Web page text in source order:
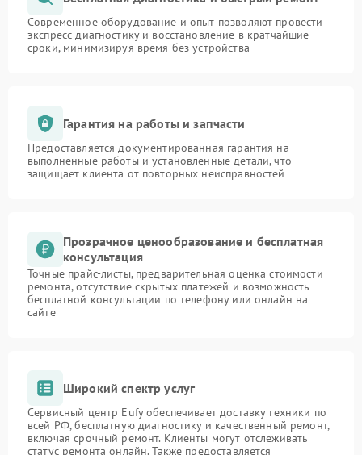
Современное оборудование и опыт позволяют провести
экспресс-диагностику и восстановление в кратчайшие
сроки, минимизируя время без устройства
Гарантия на работы и запчасти
Предоставляется документированная гарантия на
выполненные работы и установленные детали, что
защищает клиента от повторных неисправностей
Прозрачное ценообразование и бесплатная
консультация
Точные прайс-листы, предварительная оценка стоимости
ремонта, отсутствие скрытых платежей и возможность
бесплатной консультации по телефону или онлайн на
сайте
Широкий спектр услуг
Сервисный центр Eufy обеспечивает доставку техники по
всей РФ, бесплатную диагностику и качественный ремонт,
включая срочный ремонт. Клиенты могут отслеживать
статус ремонта онлайн. Также предоставляется